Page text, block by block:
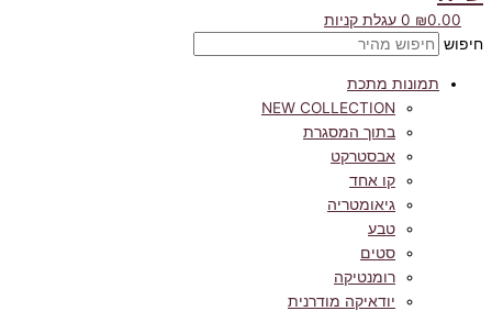
₪0.00
0
עגלת קניות
חיפוש
תמונות מתכת
NEW COLLECTION
בתוך המסגרת
אבסטרקט
קו אחד
גיאומטריה
טבע
סטים
רומנטיקה
יודאיקה מודרנית